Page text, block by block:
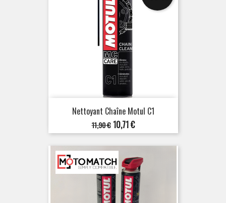
Nettoyant Chaîne Motul C1
Prix
de
base
11,90 € Prix
10,71 €